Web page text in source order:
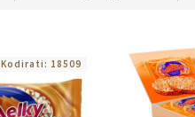
Kodirati: 18509